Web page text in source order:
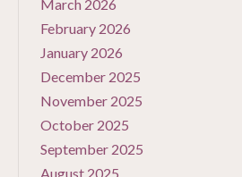
March 2026
February 2026
January 2026
December 2025
November 2025
October 2025
September 2025
August 2025